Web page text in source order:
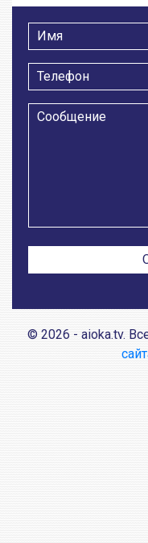
© 2026 - aioka.tv.